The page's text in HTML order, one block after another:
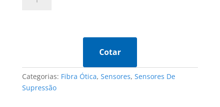
LANBAO
quantidade
Cotar
Categorias: Fibra Ótica, Sensores, Sensores De
Supressão